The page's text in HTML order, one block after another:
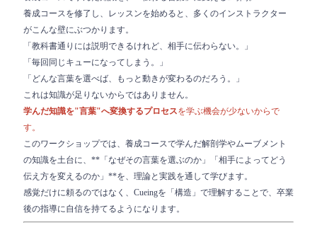
養成コースを修了し、レッスンを始めると、多くのインストラクター
がこんな壁にぶつかります。
「教科書通りには説明できるけれど、相手に伝わらない。」
「毎回同じキューになってしまう。」
「どんな言葉を選べば、もっと動きが変わるのだろう。」
これは知識が足りないからではありません。
学んだ知識を"言葉"へ変換するプロセスを学ぶ機会が少ないからで
す。
このワークショップでは、養成コースで学んだ解剖学やムーブメント
の知識を土台に、**「なぜその言葉を選ぶのか」「相手によってどう
伝え方を変えるのか」**を、理論と実践を通して学びます。
感覚だけに頼るのではなく、Cueingを「構造」で理解することで、卒業
後の指導に自信を持てるようになります。